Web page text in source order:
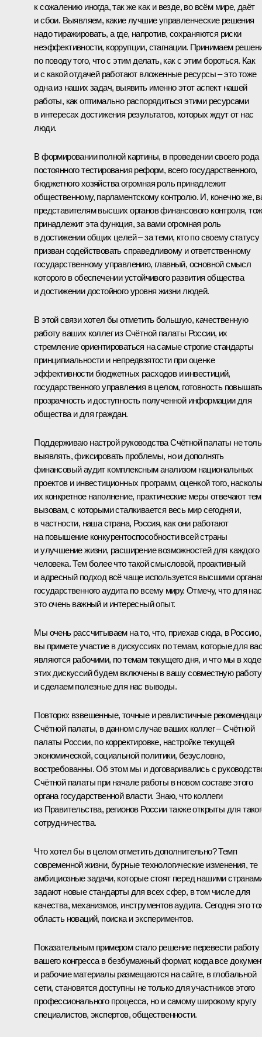
к сожалению иногда, так же как и везде, во всём мире, даёт
и сбои. Выявляем, какие лучшие управленческие решения
надо тиражировать, а где, напротив, сохраняются риски
неэффективности, коррупции, стагнации. Принимаем
по поводу того, что с этим делать, как с этим бороться. Как
и с какой отдачей работают вложенные ресурсы – это тоже
одна из наших задач, выявить именно этот аспект нашей
работы, как оптимально распорядиться этими ресурсами
в интересах достижения результатов, которых ждут от нас
люди.
В формировании полной картины, в проведении своего рода
постоянного тестирования реформ, всего государственного,
бюджетного хозяйства огромная роль принадлежит
общественному, парламентскому контролю. И, конечно же,
представителям высших органов финансового контроля,
принадлежит эта функция, за вами огромная роль
в достижении общих целей – за теми, кто по своему статусу
призван содействовать справедливому и ответственному
государственному управлению, главный, основной смысл
которого в обеспечении устойчивого развития общества
и достижении достойного уровня жизни людей.
В этой связи хотел бы отметить большую, качественную
работу ваших коллег из Счётной палаты России, их
стремление ориентироваться на самые строгие стандарты
принципиальности и непредвзятости при оценке
эффективности бюджетных расходов и инвестиций,
государственного управления в целом, готовность повышать
прозрачность и доступность полученной информации для
общества и для граждан.
Поддерживаю настрой руководства Счётной палаты не
выявлять, фиксировать проблемы, но и дополнять
финансовый аудит комплексным анализом национальных
проектов и инвестиционных программ, оценкой того,
их конкретное наполнение, практические меры отвечают тем
вызовам, с которыми сталкивается весь мир сегодня и,
в частности, наша страна, Россия, как они работают
на повышение конкурентоспособности всей страны
и улучшение жизни, расширение возможностей для каждого
человека. Тем более что такой смысловой, проактивный
и адресный подход всё чаще используется высшими
государственного аудита по всему миру. Отмечу, что для нас
это очень важный и интересный опыт.
Мы очень рассчитываем на то, что, приехав сюда, в Россию,
вы примете участие в дискуссиях по темам, которые для
являются рабочими, по темам текущего дня, и что мы в ходе
этих дискуссий будем включены в вашу совместную работу
и сделаем полезные для нас выводы.
Повторю: взвешенные, точные и реалистичные
Счётной палаты, в данном случае ваших коллег – Счётной
палаты России, по корректировке, настройке текущей
экономической, социальной политики, безусловно,
востребованны. Об этом мы и договаривались с
Счётной палаты при начале работы в новом составе этого
органа государственной власти. Знаю, что коллеги
из Правительства, регионов России также открыты для
сотрудничества.
Что хотел бы в целом отметить дополнительно? Темп
современной жизни, бурные технологические изменения, те
амбициозные задачи, которые стоят перед нашими
задают новые стандарты для всех сфер, в том числе для
качества, механизмов, инструментов аудита. Сегодня это
область новаций, поиска и экспериментов.
Показательным примером стало решение перевести работу
вашего конгресса в безбумажный формат, когда все
и рабочие материалы размещаются на сайте, в глобальной
сети, становятся доступны не только для участников этого
профессионального процесса, но и самому широкому кругу
специалистов, экспертов, общественности.